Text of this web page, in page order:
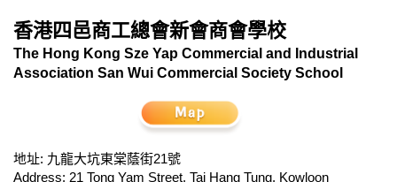
香港四邑商工總會新會商會學校
The Hong Kong Sze Yap Commercial and Industrial
Association San Wui Commercial Society School
地址: 九龍大坑東棠蔭街21號
Address: 21 Tong Yam Street, Tai Hang Tung, Kowloon